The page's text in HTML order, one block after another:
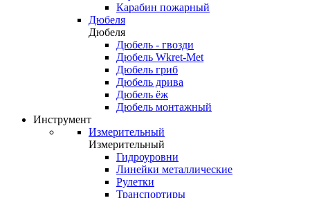
Карабин пожарный
Дюбеля
Дюбеля
Дюбель - гвозди
Дюбель Wkret-Met
Дюбель гриб
Дюбель дрива
Дюбель ёж
Дюбель монтажный
Инструмент
Измерительный
Измерительный
Гидроуровни
Линейки металлические
Рулетки
Транспортиры